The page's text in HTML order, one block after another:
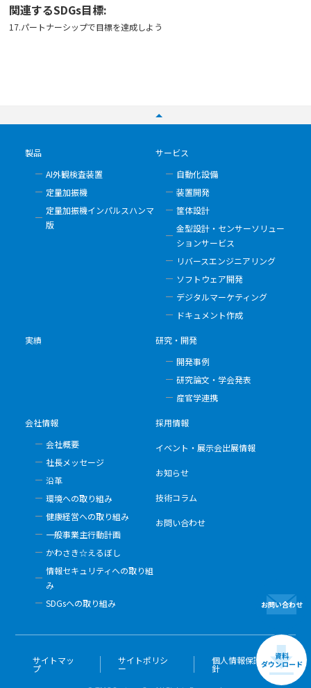
関連するSDGs目標:
17.パートナーシップで目標を達成しよう
製品
AI外観検査装置
定量加振機
定量加振機インパルスハンマ
版
サービス
自動化設備
装置開発
筐体設計
金型設計・センサーソリュー
ションサービス
リバースエンジニアリング
ソフトウェア開発
デジタルマーケティング
ドキュメント作成
実績
研究・開発
開発事例
研究論文・学会発表
産官学連携
会社情報
会社概要
社長メッセージ
沿革
環境への取り組み
健康経営への取り組み
一般事業主行動計画
かわさき☆えるぼし
情報セキュリティへの取り組
み
SDGsへの取り組み
採用情報
イベント・展示会出展情報
お知らせ
技術コラム
お問い合わせ
サイトマッ
プ
サイトポリシ
ー
個人情報保護方
針
お問い合わせ
資料
ダウンロード